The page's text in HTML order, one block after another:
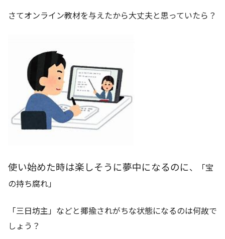
さてオンライン教材を与えたから大丈夫と思っていたら？
使い始めた時は楽しそうに夢中になるのに、「宝
の持ち腐れ」
「三日坊主」などと揶揄されがちな状態になるのは何故で
しょう？